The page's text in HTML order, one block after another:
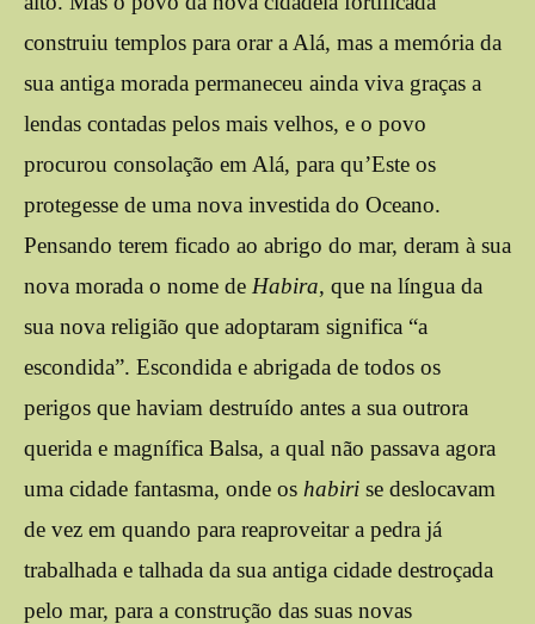
construiu templos para orar a Alá, mas a memória da
sua antiga morada permaneceu ainda viva graças a
lendas contadas pelos mais velhos, e o povo
procurou consolação em Alá, para qu’Este os
protegesse de uma nova investida do Oceano.
Pensando terem ficado ao abrigo do mar, deram à sua
nova morada o nome de Habira, que na língua da
sua nova religião que adoptaram significa “a
escondida”. Escondida e abrigada de todos os
perigos que haviam destruído antes a sua outrora
querida e magnífica Balsa, a qual não passava agora
uma cidade fantasma, onde os habiri se deslocavam
de vez em quando para reaproveitar a pedra já
trabalhada e talhada da sua antiga cidade destroçada
pelo mar, para a construção das suas novas